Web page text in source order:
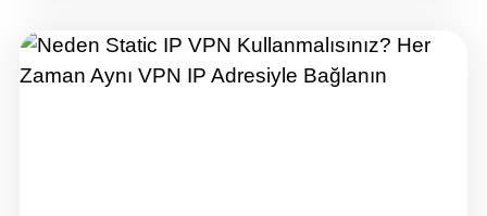
koruma katmanına ihtiyaç duyabilirsiniz. İşte bu
noktada Double VPN, diğer adıyla MultiHop
VPN, devreye&hellip; Continue reading Double